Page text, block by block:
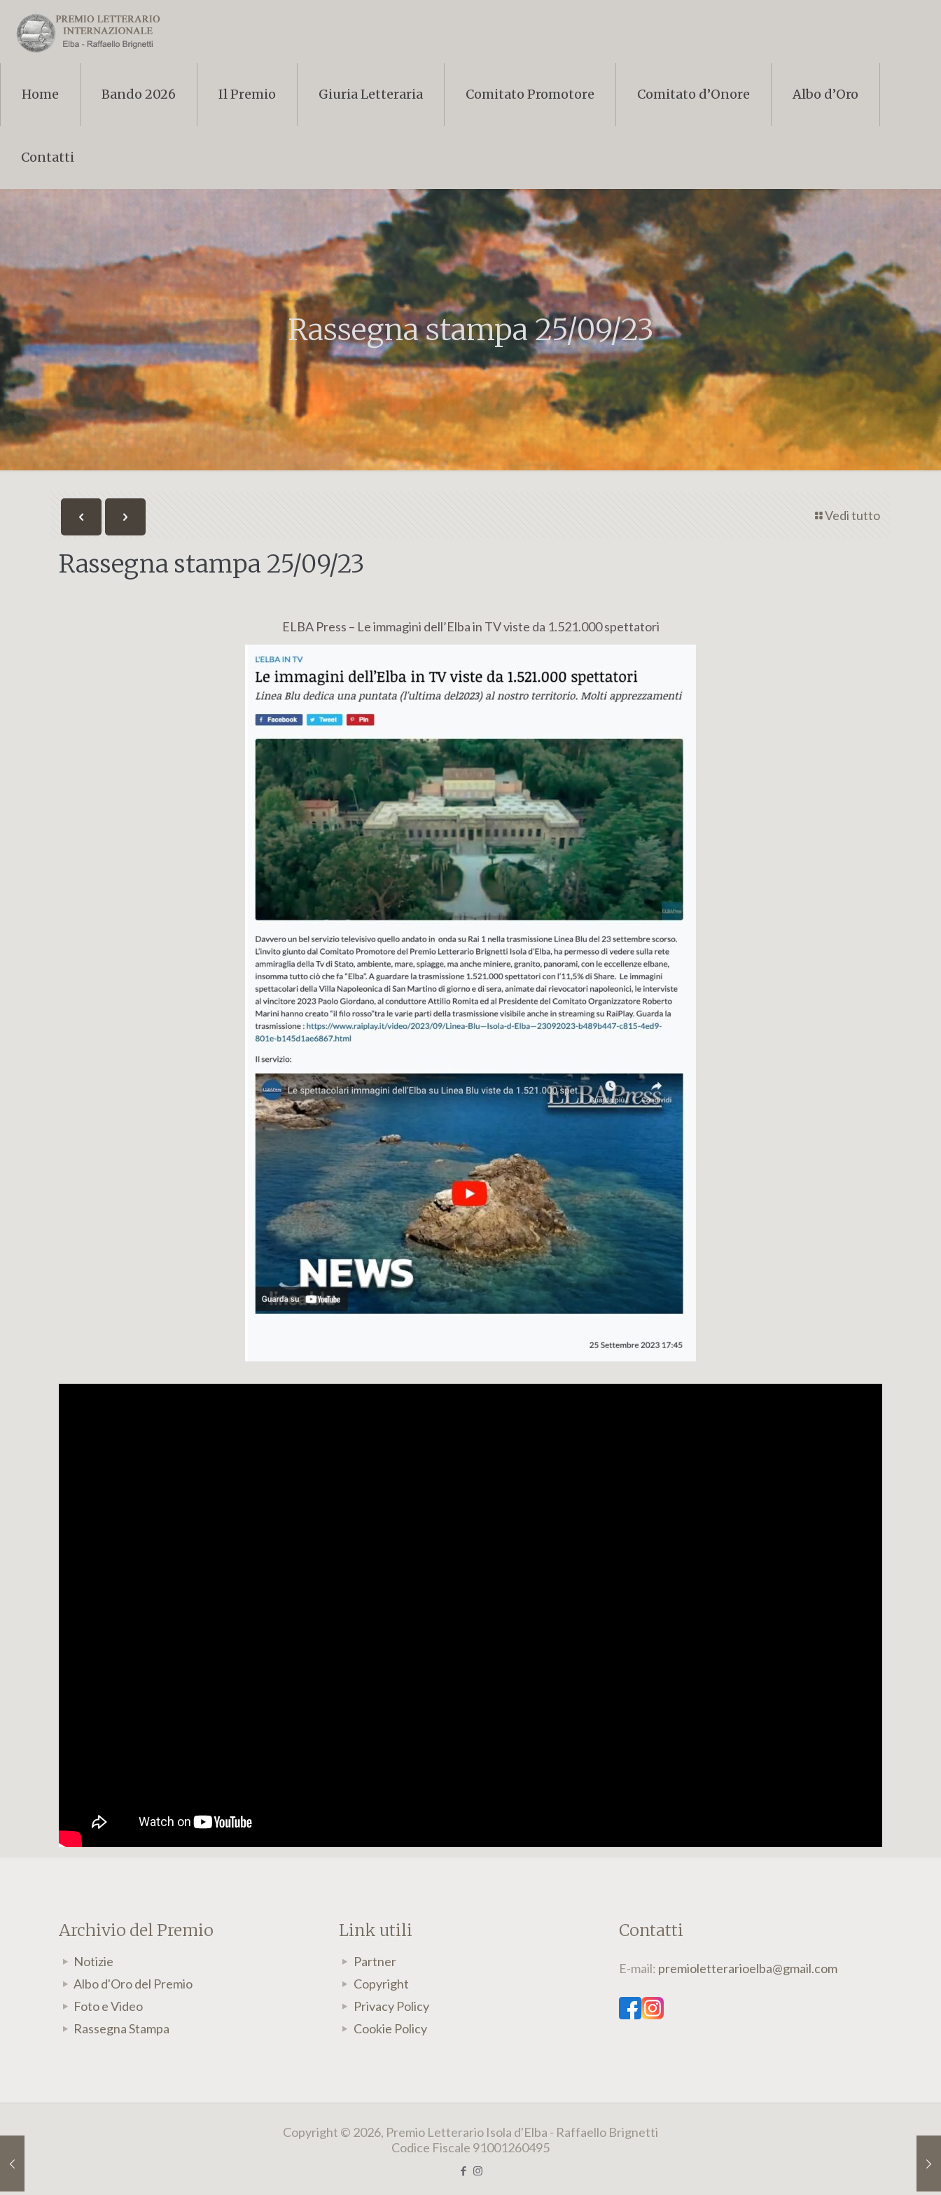
Home Bando 2026 Il Premio Giuria Letteraria Comitato Promotore Comitato d’Onore Albo d’Oro
Contatti
Rassegna stampa 25/09/23
Vedi tutto
Rassegna stampa 25/09/23
ELBA Press – Le immagini dell’Elba in TV viste da 1.521.000 spettatori
Archivio del Premio
Notizie
Albo d'Oro del Premio
Foto e Video
Rassegna Stampa
Link utili
Partner
Copyright
Privacy Policy
Cookie Policy
Contatti
E-mail: premioletterarioelba@gmail.com
Copyright © 2026, Premio Letterario Isola d'Elba - Raffaello Brignetti
Codice Fiscale 91001260495